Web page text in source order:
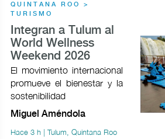
QUINTANA ROO >
TURISMO
Integran a Tulum al
World Wellness
Weekend 2026
El movimiento internacional
promueve el bienestar y la
sostenibilidad
Miguel Améndola
Hace 3 h | Tulum, Quintana Roo